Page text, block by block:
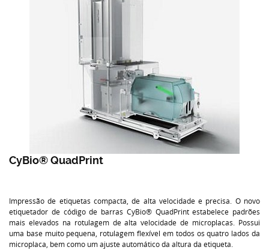
CyBio® QuadPrint
Impressão de etiquetas compacta, de alta velocidade e precisa. O novo
etiquetador de código de barras CyBio® QuadPrint estabelece padrões
mais elevados na rotulagem de alta velocidade de microplacas. Possui
uma base muito pequena, rotulagem flexível em todos os quatro lados da
microplaca, bem como um ajuste automático da altura da etiqueta.